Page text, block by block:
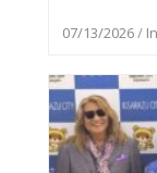
07/13/2026/